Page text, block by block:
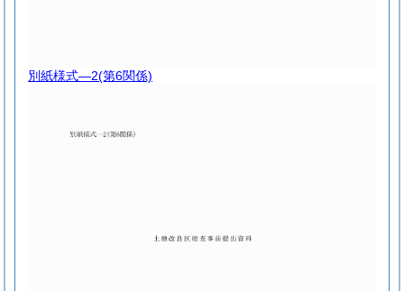
別紙様式―2(第6関係)